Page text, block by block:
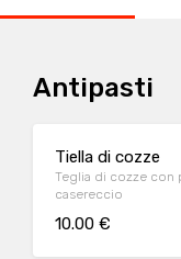
Antipasti
Tiella di cozze
Teglia di cozze
casereccio
10.00 €